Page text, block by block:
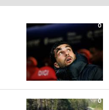
0
0